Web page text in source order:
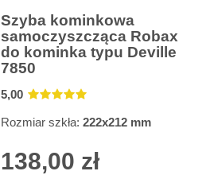
Szyba kominkowa
samoczyszcząca Robax
do kominka typu Deville
7850
5,00
Rozmiar szkła: 222x212 mm
138,00 zł